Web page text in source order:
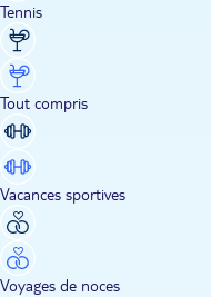
Tennis
Tout compris
Vacances sportives
Voyages de noces